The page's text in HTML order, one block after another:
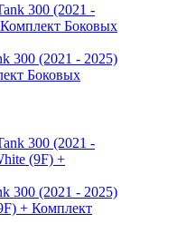
300 (2021 - 2025)
Боковых
300 (2021 - 2025)
+ Комплект